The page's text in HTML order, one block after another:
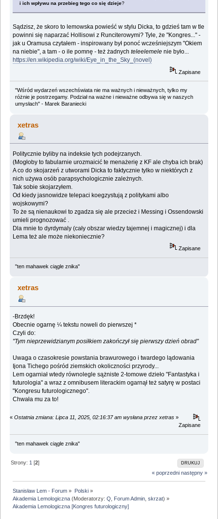
i ich wpływu na przebieg tego co się dzieje?
Sądzisz, że skoro to lemowska powieść w stylu Dicka, to gdzieś tam w tle
powinni się naparzać Hollisowi z Runciterowymi? Tyle, że "Kongres..." -
jak u Oramusa czytałem - inspirowany był ponoć wcześniejszym "Okiem
na niebie", a tam - o ile pomnę - też żadnychteleelemele nie było...
https://en.wikipedia.org/wiki/Eye_in_the_Sky_(novel)
Zapisane
"Wśród wydarzeń wszechświata nie ma ważnych i nieważnych, tylko my
różnie je postrzegamy. Podział na ważne i nieważne odbywa się w naszych
umysłach" - Marek Baraniecki
xetras
Politycznie byliby na indeksie tych podejrzanych.
(Mogłoby to fabularnie urozmaicić te menażerię z KF ale chyba ich brak)
A co do skojarzeń z utworami Dicka to faktycznie tylko w niektórych z
nich używa osób parapsychologicznie zależnych.
Tak sobie skojarzyłem.
Od kiedy jasnowidze telepaci koegzystują z politykami albo
wojskowymi?
To że są nienaukowi to zgadza się ale przecież i Messing i Ossendowski
umieli prognozować .
Dla mnie to dyrdymaly (cały obszar wiedzy tajemnej i magicznej) i dla
Lema też ale może niekoniecznie?
Zapisane
"ten mahawek ciągle znika"
xetras
-Brzdęk!
Obecnie ogarnę ¼ tekstu noweli do pierwszej *
Czyli do:
"Tym nieprzewidzianym posiłkiem zakończył się pierwszy dzień obrad"
Uwaga o czasokresie powstania brawurowego i twardego lądowania
Ijona Tichego pośród ziemskich okoliczności przyrody...
Lem ogarniał wtedy równolegle sążniste 2-tomowe dzieło "Fantastyka i
futurologia" a wraz z omnibusem literackim ogarnął też satyrę w postaci
"Kongresu futurologicznego".
Chwała mu za to!
« Ostatnia zmiana: Lipca 11, 2025, 02:16:37 am wysłana przez xetras »
Zapisane
"ten mahawek ciągle znika"
DRUKUJ
Strony: 1 [2]
« poprzedni następny »
Stanisław Lem - Forum » Polski»
Akademia Lemologiczna (Moderatorzy:Q, Forum Admin,skrzat) »
Akademia Lemologiczna [Kongres futurologiczny]